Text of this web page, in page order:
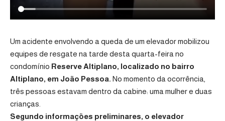
Um acidente envolvendo a queda de um elevador mobilizou
equipes de resgate na tarde desta quarta-feira no
condomínio Reserve Altiplano, localizado no bairro
Altiplano, em João Pessoa. No momento da ocorrência,
três pessoas estavam dentro da cabine: uma mulher e duas
crianças.
Segundo informações preliminares, o elevador